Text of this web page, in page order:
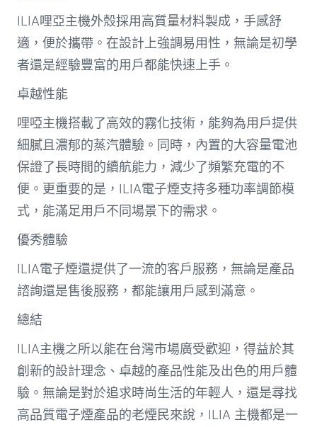
ILIA哩亞主機外殼採用高質量材料製成，手感舒
適，便於攜帶。在設計上強調易用性，無論是初學
者還是經驗豐富的用戶都能快速上手。
卓越性能
哩啞主機搭載了高效的霧化技術，能夠為用戶提供
細膩且濃郁的蒸汽體驗。同時，內置的大容量電池
保證了長時間的續航能力，減少了頻繁充電的不
便。更重要的是，ILIA電子煙支持多種功率調節模
式，能滿足用戶不同場景下的需求。
優秀體驗
ILIA電子煙還提供了一流的客戶服務，無論是產品
諮詢還是售後服務，都能讓用戶感到滿意。
總結
ILIA主機之所以能在台灣市場廣受歡迎，得益於其
創新的設計理念、卓越的產品性能及出色的用戶體
驗。無論是對於追求時尚生活的年輕人，還是尋找
高品質電子煙產品的老煙民來說，ILIA 主機都是一